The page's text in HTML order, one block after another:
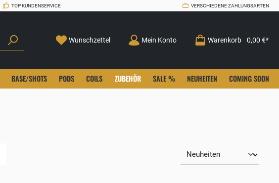
TOP KUNDENSERVICE VERSCHIEDENE ZAHLUNGSARTEN
Wunschzettel Mein Konto Warenkorb 0,00 €*
BASE/SHOTS PODS COILS ZUBEHÖR SALE % NEUHEITEN COMING SOON